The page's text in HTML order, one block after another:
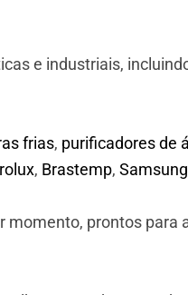
e industriais,
frias, purificadores de
, Brastemp, Samsung
momento, prontos para